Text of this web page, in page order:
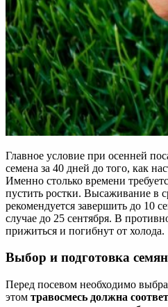
Главное условие при осенней
семена за 40 дней до того, как
Именно столько времени
пустить ростки. Высаживание в
рекомендуется завершить до 10
случае до 25 сентября. В
прижиться и погибнут от холода.
Выбор и подготовка семян
Перед посевом необходимо
этом травосмесь должна